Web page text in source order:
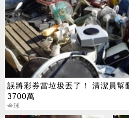
誤將彩券當垃圾丟了！ 清潔員幫
3700萬
全球